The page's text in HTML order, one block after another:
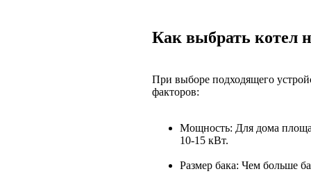
Как выбрать котел
При выборе подходящего
факторов:
Мощность: Для дома
10-15 кВт.
Размер бака: Чем больше